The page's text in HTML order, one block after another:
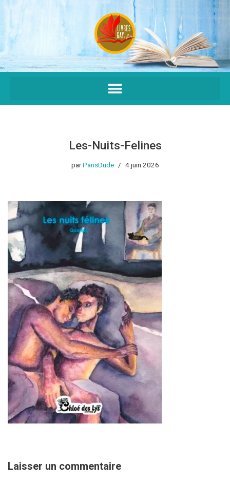
Aller
au
contenu
Les-Nuits-Felines
parParisDude 4 juin 2026
Laisser un commentaire